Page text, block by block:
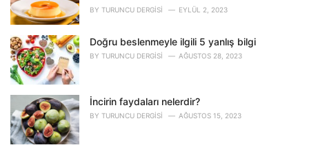
s
:
BY TURUNCU DERGISI EYLÜL 2, 2023
Doğru beslenmeyle ilgili 5 yanlış bilgi
BY TURUNCU DERGISI AĞUSTOS 28, 2023
İncirin faydaları nelerdir?
BY TURUNCU DERGISI AĞUSTOS 15, 2023